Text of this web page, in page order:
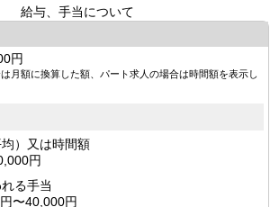
給与、手当について
円
月額に換算した額、パート求人の場合は時間額を表示し
）又は時間額
円
る手当
〜40,000円